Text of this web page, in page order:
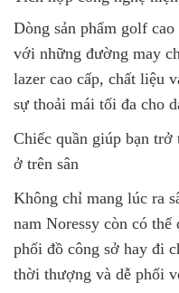
Dòng sản phẩm golf
với những đường may
lazer cao cấp, chất liệu
sự thoải mái tối đa cho
Chiếc quần giúp bạn
ở trên sân
Không chỉ mang lúc ra
nam Noressy còn có
phối đồ công sở hay đi
thời thượng và dễ phối